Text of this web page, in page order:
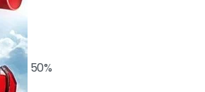
50%